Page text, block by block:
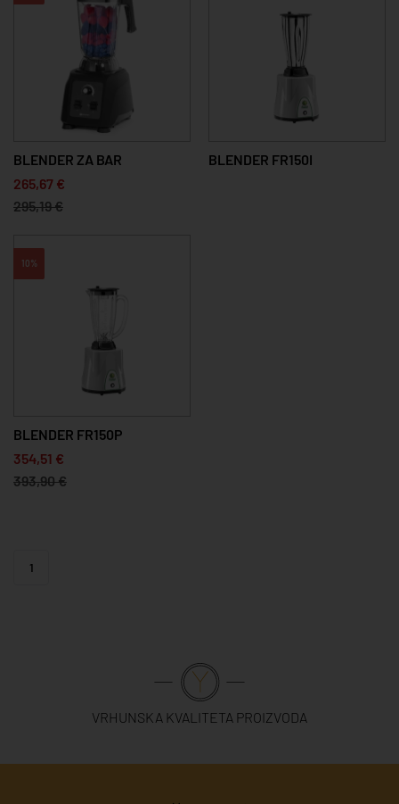
BLENDER ZA BAR
265,67 €
295,19 €
BLENDER FR150I
10%
BLENDER FR150P
354,51 €
393,90 €
1
VRHUNSKA KVALITETA PROIZVODA